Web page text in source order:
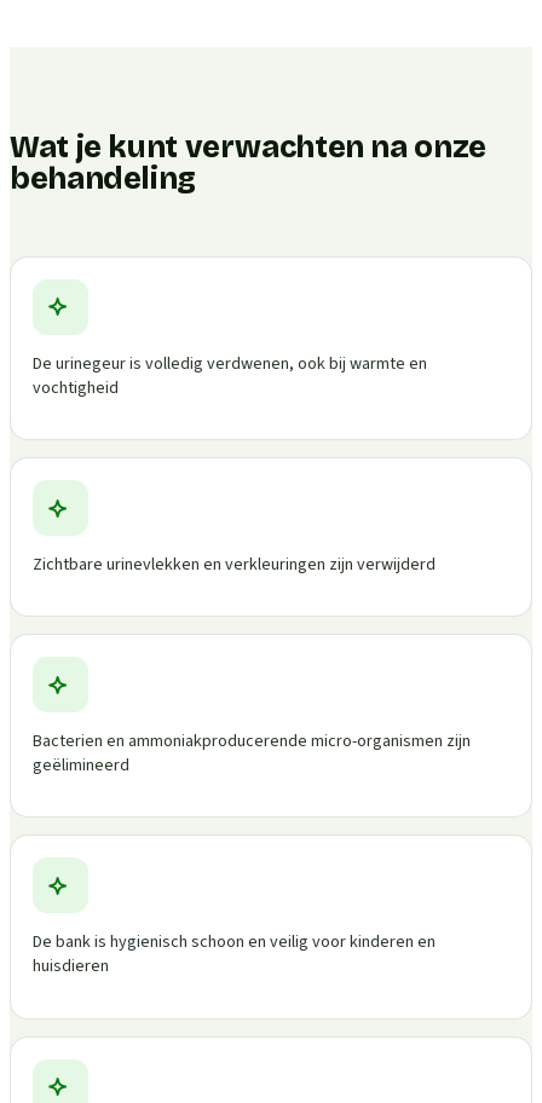
Wat je kunt verwachten na onze
behandeling
De urinegeur is volledig verdwenen, ook bij warmte en
vochtigheid
Zichtbare urinevlekken en verkleuringen zijn verwijderd
Bacterien en ammoniakproducerende micro-organismen zijn
geëlimineerd
De bank is hygienisch schoon en veilig voor kinderen en
huisdieren